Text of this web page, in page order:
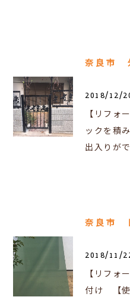
2018/12/
【リフォ
ックを積
出入りが
奈良市
2018/11/
【リフォ
付け 【使